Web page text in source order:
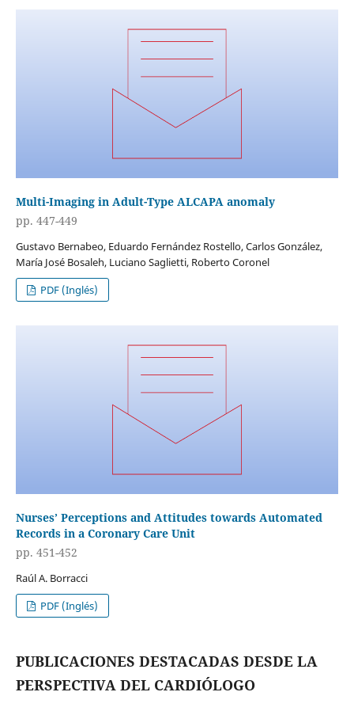
Multi-Imaging in Adult-Type ALCAPA anomaly
pp. 447-449
Gustavo Bernabeo, Eduardo Fernández Rostello, Carlos González,
María José Bosaleh, Luciano Saglietti, Roberto Coronel
PDF (Inglés)
Nurses’ Perceptions and Attitudes towards Automated
Records in a Coronary Care Unit
pp. 451-452
Raúl A. Borracci
PDF (Inglés)
PUBLICACIONES DESTACADAS DESDE LA
PERSPECTIVA DEL CARDIÓLOGO